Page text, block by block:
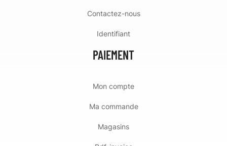
Contactez-nous
Identifiant
PAIEMENT
Mon compte
Ma commande
Magasins